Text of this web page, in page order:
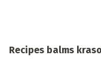
Recipes balms